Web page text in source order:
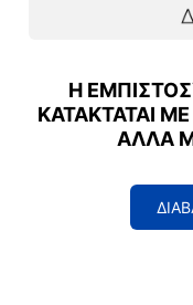
Η
ΚΑΤΑΚΤΆΤΑΙ
ΑΛΛΆ